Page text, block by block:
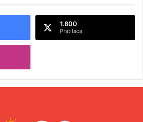
1.800
Pratilaca